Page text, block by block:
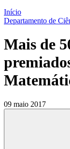
Início
Departamento de
Mais de
09 maio 2017